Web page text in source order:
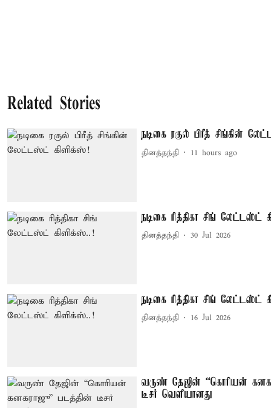
Related Stories
நடிகை ரகுல் பிரீத் சிங்கின்
தினத்தந்தி 11 hours ago
நடிகை ரித்திகா சிங் லேட்டஸ்ட்
தினத்தந்தி 30 Jul 2026
நடிகை ரித்திகா சிங் லேட்டஸ்ட்
தினத்தந்தி 16 Jul 2026
வருண் தேஜின் “கொரியன்
டீசர் வெளியானது